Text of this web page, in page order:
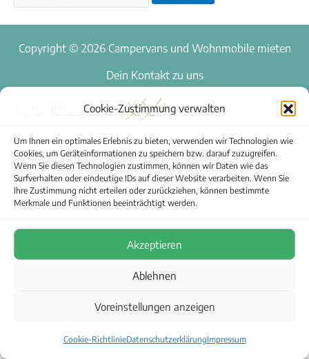
Cookie-Zustimmung verwalten
Um Ihnen ein optimales Erlebnis zu bieten, verwenden wir Technologien wie
Cookies, um Geräteinformationen zu speichern bzw. darauf zuzugreifen.
Wenn Sie diesen Technologien zustimmen, können wir Daten wie das
Surfverhalten oder eindeutige IDs auf dieser Website verarbeiten. Wenn Sie
Ihre Zustimmung nicht erteilen oder zurückziehen, können bestimmte
Merkmale und Funktionen beeinträchtigt werden.
Akzeptieren
Ablehnen
Voreinstellungen anzeigen
Cookie-RichtlinieDatenschutzerklärungImpressum
Copyright © 2026 Campervans und Wohnmobile mieten
Dein Kontakt zu uns
Impressum
AGB
Cookie-Richtlinie (EU)
Datenschutzerklärung
Widerrufsbelehrung
Anmelden